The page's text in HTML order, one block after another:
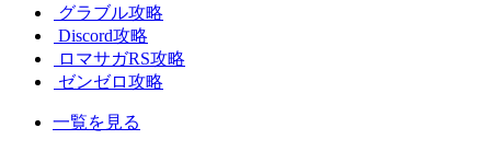
グラブル攻略
Discord攻略
ロマサガRS攻略
ゼンゼロ攻略
一覧を見る